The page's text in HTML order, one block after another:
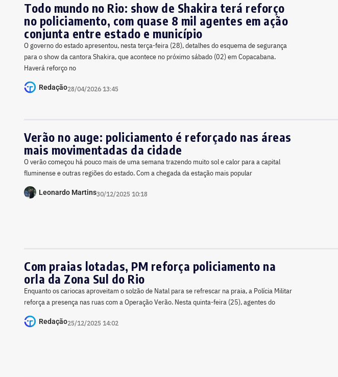
Todo mundo no Rio: show de Shakira terá reforço
no policiamento, com quase 8 mil agentes em ação
conjunta entre estado e município
O governo do estado apresentou, nesta terça-feira (28), detalhes do esquema de segurança
para o show da cantora Shakira, que acontece no próximo sábado (02) em Copacabana.
Haverá reforço no
Redação28/04/2026 13:45
Verão no auge: policiamento é reforçado nas áreas
mais movimentadas da cidade
O verão começou há pouco mais de uma semana trazendo muito sol e calor para a capital
fluminense e outras regiões do estado. Com a chegada da estação mais popular
Leonardo Martins30/12/2025 10:18
Com praias lotadas, PM reforça policiamento na
orla da Zona Sul do Rio
Enquanto os cariocas aproveitam o solzão de Natal para se refrescar na praia, a Polícia Militar
reforça a presença nas ruas com a Operação Verão. Nesta quinta-feira (25), agentes do
Redação25/12/2025 14:02